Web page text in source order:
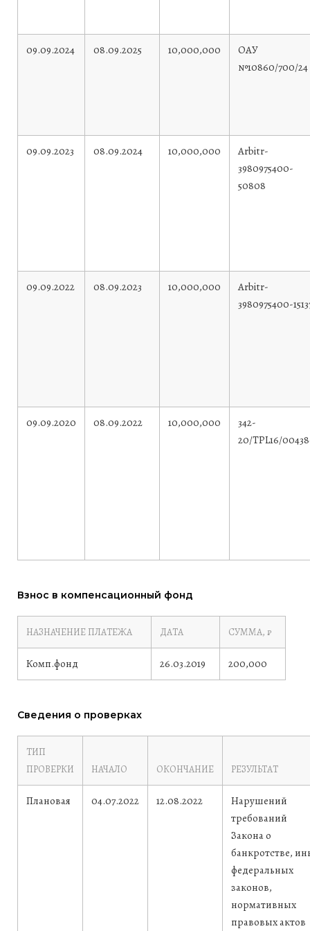
09.09.2024 08.09.2025 10,000,000
ОАУ
№10860/700/24
09.09.2023 08.09.2024 10,000,000
Arbitr-
3980975400-
50808
09.09.2022 08.09.2023 10,000,000
Arbitr-
3980975400-
09.09.2020 08.09.2022 10,000,000
342-
20/TPL16/
Взнос в компенсационный фонд
НАЗНАЧЕНИЕ ПЛАТЕЖА ДАТА СУММА, ₽
Комп.фонд 26.03.2019 200,000
Сведения о проверках
ТИП
ПРОВЕРКИ
НАЧАЛО ОКОНЧАНИЕ РЕЗУЛЬТАТ
Плановая 04.07.2022 12.08.2022
Нарушений
требований
Закона о
банкротстве,
федеральных
законов,
нормативных
правовых актов